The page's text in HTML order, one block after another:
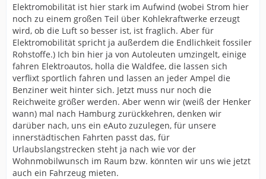
Elektromobilität ist hier stark im Aufwind (wobei Strom hier
noch zu einem großen Teil über Kohlekraftwerke erzeugt
wird, ob die Luft so besser ist, ist fraglich. Aber für
Elektromobilität spricht ja außerdem die Endlichkeit fossiler
Rohstoffe.) Ich bin hier ja von Autoleuten umzingelt, einige
fahren Elektroautos, holla die Waldfee, die lassen sich
verflixt sportlich fahren und lassen an jeder Ampel die
Benziner weit hinter sich. Jetzt muss nur noch die
Reichweite größer werden. Aber wenn wir (weiß der Henker
wann) mal nach Hamburg zurückkehren, denken wir
darüber nach, uns ein eAuto zuzulegen, für unsere
innerstädtischen Fahrten passt das, für
Urlaubslangstrecken steht ja nach wie vor der
Wohnmobilwunsch im Raum bzw. könnten wir uns wie jetzt
auch ein Fahrzeug mieten.